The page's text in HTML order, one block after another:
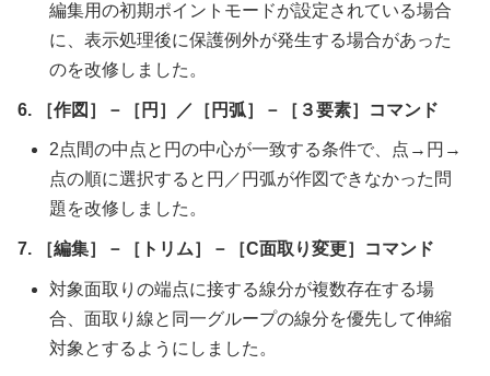
編集用の初期ポイントモードが設定されている場合
に、表示処理後に保護例外が発生する場合があった
のを改修しました。
6. ［作図］－［円］／［円弧］－［３要素］コマンド
2点間の中点と円の中心が一致する条件で、点→円→
点の順に選択すると円／円弧が作図できなかった問
題を改修しました。
7. ［編集］－［トリム］－［C面取り変更］コマンド
対象面取りの端点に接する線分が複数存在する場
合、面取り線と同一グループの線分を優先して伸縮
対象とするようにしました。